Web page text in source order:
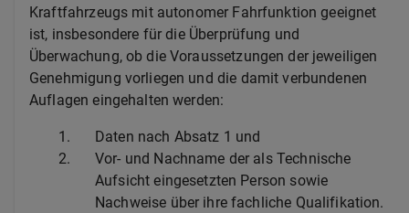
Kraftfahrzeugs mit autonomer Fahrfunktion geeignet
ist, insbesondere für die Überprüfung und
Überwachung, ob die Voraussetzungen der jeweiligen
Genehmigung vorliegen und die damit verbundenen
Auflagen eingehalten werden:
1.
Daten nach Absatz 1 und
2.
Vor- und Nachname der als Technische
Aufsicht eingesetzten Person sowie
Nachweise über ihre fachliche Qualifikation.